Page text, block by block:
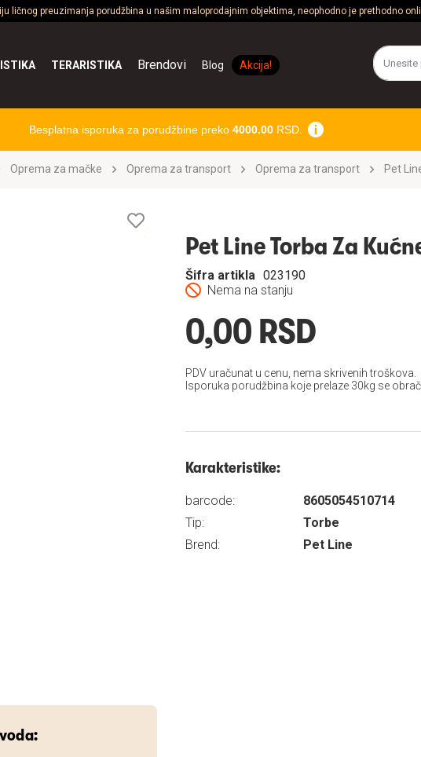
ličnog preuzimanja porudžbina u našim maloprodajnim objektima, neophodno je prethodno
TERARISTIKA Brendovi Blog Akcija!
Besplatna isporuka za porudžbine preko 4000.00RSD.
Oprema za mačke Oprema za transport Oprema za transport
Pet
želja
Pet Line Torba Za
Nema na stanju
Šifra artikla 023190
0,00 RSD
PDV uračunat u cenu, nema skrivenih troškova.
Isporuka porudžbina koje prelaze 30kg se
Karakteristike:
barcode:
8605054510714
Tip:
Torbe
Brend:
Pet Line